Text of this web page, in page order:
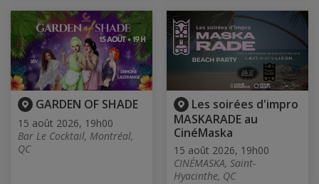
GARDEN OF SHADE
15 août 2026, 19h00
Bar Le Cocktail, Montréal,
QC
Les soirées d'impro
MASKARADE au
CinéMaska
15 août 2026, 19h00
CINÉMASKA, Saint-
Hyacinthe, QC